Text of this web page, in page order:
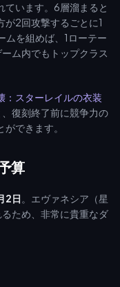
ています。6層溜まると
が2回攻撃するごとに1
ムを組めば、1ローテー
ム内でもトップクラス
：スターレイルの衣装
復刻終了前に競争力の
できます。
算
2日 。エヴァネシア（星
ため、非常に貴重なダ